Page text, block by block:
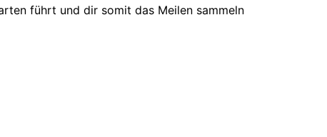
führt und dir somit das Meilen sammeln